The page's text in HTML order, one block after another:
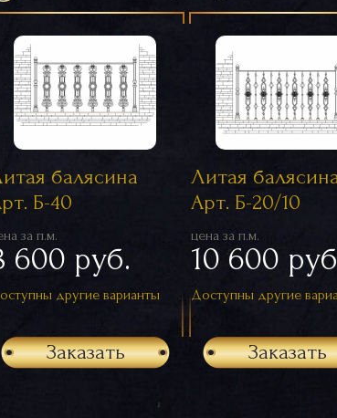
балясина
Б-40
за п.м.
600 руб.
другие варианты
Заказать
Литая
Арт. Б-20/10
цена за п.м.
10 600
Доступны другие
Заказать